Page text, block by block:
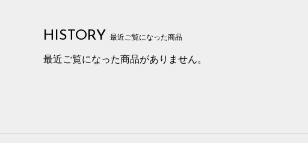
HISTORY 最近ご覧になった商品
最近ご覧になった商品がありません。